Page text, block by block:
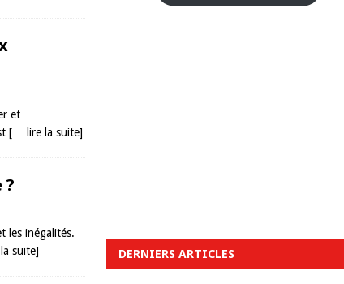
et
[… lire la suite]
les inégalités.
suite] DERNIERS ARTICLES